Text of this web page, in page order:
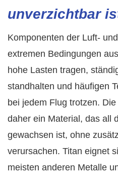
unverzichtbar
Komponenten der Luft-
extremen Bedingungen
hohe Lasten tragen,
standhalten und häufigen
bei jedem Flug trotzen.
daher ein Material, das all
gewachsen ist, ohne
verursachen. Titan eignet
meisten anderen Metalle